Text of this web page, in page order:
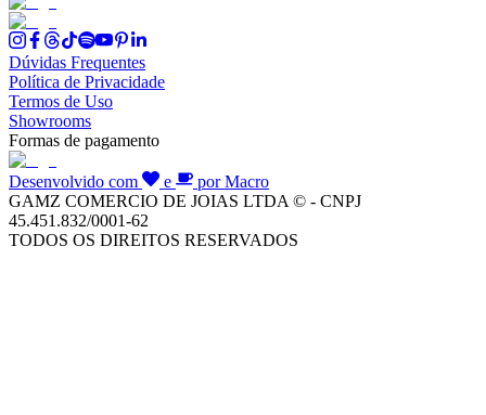
Dúvidas Frequentes
Política de Privacidade
Termos de Uso
Showrooms
Formas de pagamento
Desenvolvido com e
por Macro
GAMZ COMERCIO DE JOIAS LTDA © - CNPJ
45.451.832/0001-62
TODOS OS DIREITOS RESERVADOS